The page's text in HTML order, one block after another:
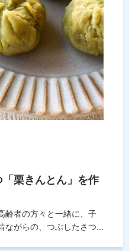
栗きんとん」を作
齢者の方々と一緒に、子
がらの、つぶしたさつ...